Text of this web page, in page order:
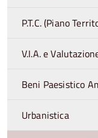
P.T.C. (Piano
V.I.A. e
Beni Paesistico
Urbanistica